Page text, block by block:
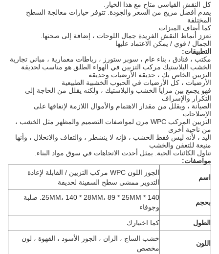
كل النقش القياسي متاح مع هذا الخيار.
يقدم أفضل مزيج من السعر والجودة.
تتوفر خيارات معالجة السطح
المختلفة
كما أضاف الميزات.
تعزز أنماط النقش الفريدة جمال اللوحات ، إضافة إلى صحتها.
الجمال / قوي / يمكن الاعتماد عليها
التطبيقات:
مكتب ، فنادق ، بناء عام ، سوبر ستورز ، رباطات معمارية ، مباني تجارية
الخشب البلاستيك مركب التزيين في الهواء الطلق هو مناسب لحديقة
التزيين الخاص بك ، حديقة الأرضيات وحديقة
الأرضيات ، كل الأرضيات في الحبوب الخشبية الطبيعية
فهو يجمع بين مزايا الخشب والبلاستيك ، ولكنه يقلل من الحاجة إلى
التكرار والإسراف
الصيانة ، ويقلل من مقدار الاهتمام والأموال اللازمة لإنفاقها على
الإصلاحات.
التزيين المركب WPC مرن لمواصفات التصميم والمظهر مثل الخشب ،
من ناحية أخرى
اليد ، لأنه ليس فقط الخشب ، فإنه لا ينشطر ، والتفاف والانحلال ، وأنها
منيعة للتعفن والخشب
تناول الكائنات الحية.
يمثل أحدث الاتجاهات في سوق مواد البناء.
مواصفات:
اسم
الجوز اللون WPC مركب التزيين / القابلة لإعادة
التدوير ممشى سطح السفينة لحديقة
بحجم
140 * 25MM، 140 * 28MM، 89 * 25MM.
صلبة
وجوفاء
الطول
كما اختيارك
اللون
خشب الساج ، الزان ، الجوز الأسود ، القهوة ، لون
مخصص